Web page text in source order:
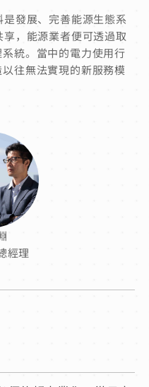
發展、完善能源生態系
，能源業者便可透過取
統。當中的電力使用行
往無法實現的新服務模
經理